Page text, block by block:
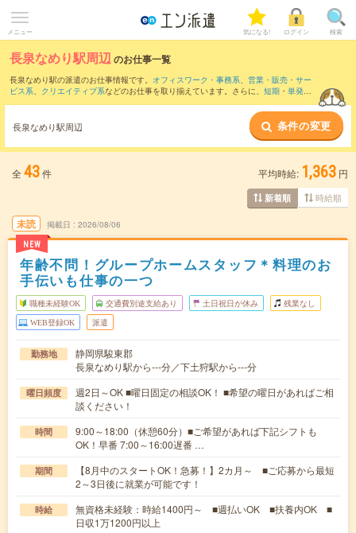
メニュー 気になる! ログイン 検索
長泉なめり駅周辺のお仕事一覧
長泉なめり駅の派遣のお仕事情報です。 オフィスワーク・事務系、 営業・販売・サー
ビス系、 クリエイティブ系などのお仕事を取り揃えています。さらに、 短期 ・ 単発な
また、沼津駅・片浜駅
など近隣駅のお仕事も
ご確認いただけます。
長泉なめり駅周辺 条件の変更
全 43件 平均時給: 1,363 円
新着順 時給順
未読
NEW
掲載日 2026/08/06
年齢不問！グループホームスタッフ＊料理のお
手伝いも仕事の一つ
職種未経験OK 交通費別途支給あり 土日祝日が休み 残業なし
WEB登録OK 派遣
勤務地
静岡県駿東郡
長泉なめり駅から---分／下土狩駅から---分
曜日頻度
週2日～OK ■曜日固定の相談OK！ ■希望の曜日があればご相
談ください！
時間
9:00～18:00（休憩60分）■ご希望があれば下記シフトも
OK！早番 7:00～16:00遅番 …
期間
【8月中のスタートOK！急募！】2カ月～ ■ご応募から最短
2～3日後に就業が可能です！
時給
無資格未経験：時給1400円～ ■週払いOK ■扶養内OK ■
日収1万1200円以上